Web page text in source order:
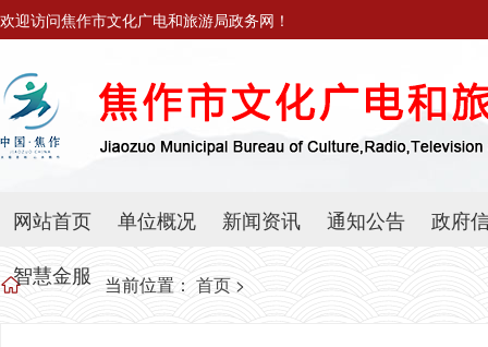
欢迎访问焦作市文化广电和旅游局政务网！
网站首页 单位概况 新闻资讯 通知公告
政府
智慧金服
当前位置： 首页 >